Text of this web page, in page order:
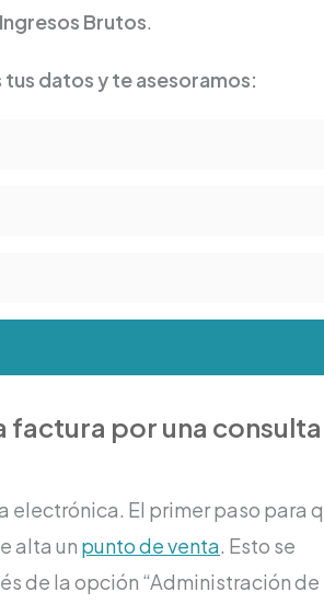
Ingresos Brutos.
datos y te asesoramos:
factura por una consulta
electrónica. El primer paso para
alta un punto de venta. Esto se
de la opción “Administración de